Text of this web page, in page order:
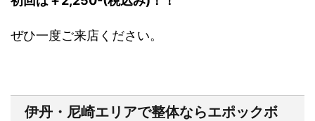
ぜひ一度ご来店ください。
伊丹・尼崎エリアで整体ならエポックボ